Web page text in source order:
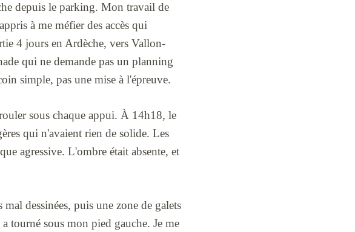
depuis le parking. Mon travail de
à me méfier des accès qui
4 jours en Ardèche, vers Vallon-
qui ne demande pas un planning
simple, pas une mise à l'épreuve.
sous chaque appui. À 14h18, le
qui n'avaient rien de solide. Les
agressive. L'ombre était absente, et
dessinées, puis une zone de galets
tourné sous mon pied gauche. Je me